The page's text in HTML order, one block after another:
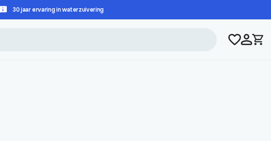
30 jaar ervaring in waterzuivering